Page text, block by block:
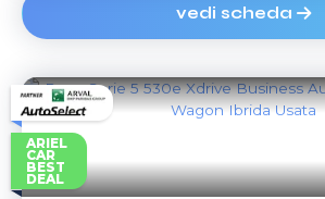
vedi scheda
ARIEL
CAR
BEST
DEAL